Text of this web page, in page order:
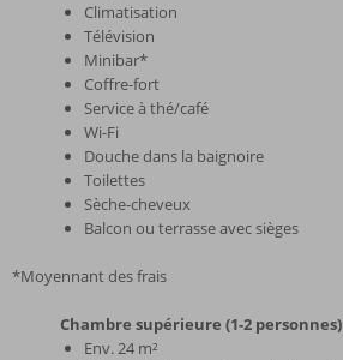
Climatisation
Télévision
Minibar*
Coffre-fort
Service à thé/café
Wi-Fi
Douche dans la baignoire
Toilettes
Sèche-cheveux
Balcon ou terrasse avec sièges
*Moyennant des frais
Chambre supérieure (1-2 personnes)
Env. 24 m²